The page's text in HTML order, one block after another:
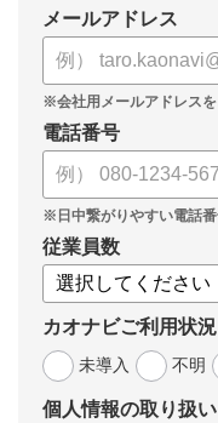
メールアドレス
電話番号
従業員数
カオナビご利用状況
未導入
不明
個人情報の取り扱い